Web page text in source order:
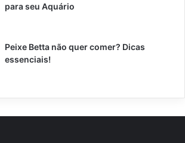
para seu Aquário
Peixe Betta não quer comer? Dicas
essenciais!